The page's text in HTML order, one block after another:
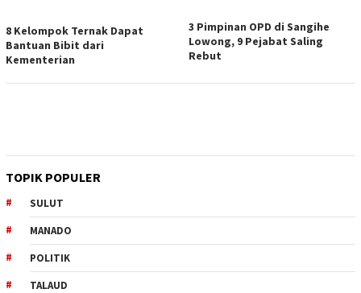
8 Kelompok Ternak Dapat
Bantuan Bibit dari
Kementerian
3 Pimpinan OPD di Sangihe
Lowong, 9 Pejabat Saling
Rebut
TOPIK POPULER
SULUT
MANADO
POLITIK
TALAUD